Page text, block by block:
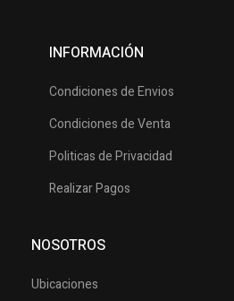
INFORMACIÓN
Condiciones de Envios
Condiciones de Venta
Politicas de Privacidad
Realizar Pagos
NOSOTROS
Ubicaciones